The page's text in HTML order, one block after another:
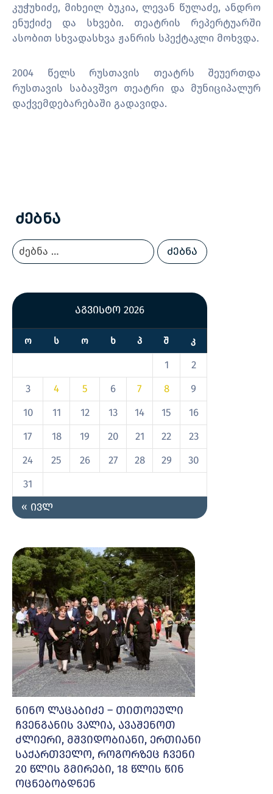
კუჭუხიძე, მიხეილ ბუკია, ლევან წულაძე, ანდრო
ენუქიძე და სხვები. თეატრის რეპერტუარში
ასობით სხვადასხვა ჟანრის სპექტაკლი მოხვდა.
2004 წელს რუსთავის თეატრს შეუერთდა
რუსთავის საბავშვო თეატრი და მუნიციპალურ
დაქვემდებარებაში გადავიდა.
Ძებნა
აგვისტო 2026
Ო Ს Ო Ხ Პ Შ Კ
1
2
3
4 5 6 7 8
9
10
11 12 13 14 15
16
17
18 19 20 21 22
23
24
25 26 27 28 29
30
31
« ივლ
ნინო ლაცაბიძე – თითოეული
ჩვენგანის ვალია, ავაშენოთ
ძლიერი, მშვიდობიანი, ერთიანი
საქართველო, როგორზეც ჩვენი
20 წლის გმირები, 18 წლის წინ
ოცნებობდნენ